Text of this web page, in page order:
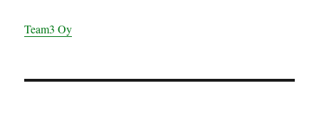
Team3 Oy